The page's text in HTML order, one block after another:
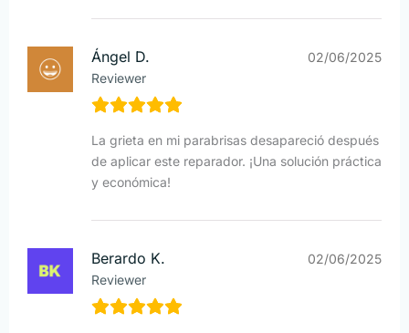
Ángel D.
Reviewer
02/06/2025
La grieta en mi parabrisas desapareció después
de aplicar este reparador. ¡Una solución práctica
y económica!
Berardo K.
Reviewer
02/06/2025